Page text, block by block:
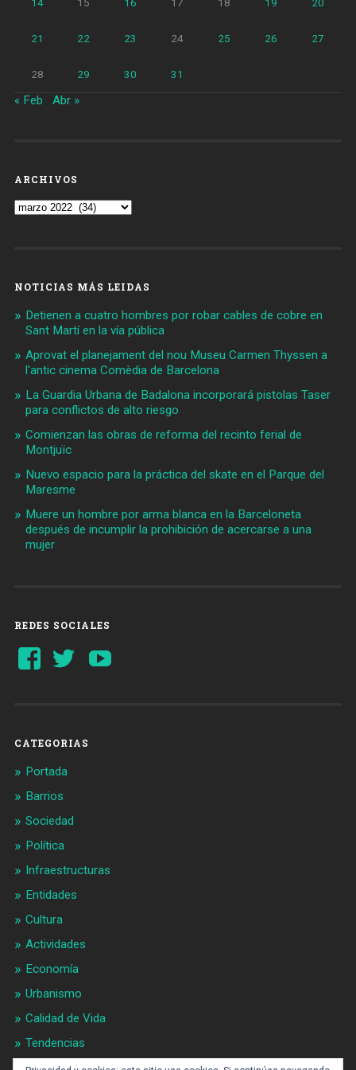
21 22 23 24 25 26 27
28 29 30 31
« Feb Abr »
ARCHIVOS
Archivos
NOTICIAS MÁS LEIDAS
Detienen a cuatro hombres por robar cables de cobre en
Sant Martí en la vía pública
Aprovat el planejament del nou Museu Carmen Thyssen a
l'antic cinema Comèdia de Barcelona
La Guardia Urbana de Badalona incorporará pistolas Taser
para conflictos de alto riesgo
Comienzan las obras de reforma del recinto ferial de
Montjuïc
Nuevo espacio para la práctica del skate en el Parque del
Maresme
Muere un hombre por arma blanca en la Barceloneta
después de incumplir la prohibición de acercarse a una
mujer
REDES SOCIALES
Ver
perfil
Ver
perfil
CATEGORIAS
Portada
Barrios
Sociedad
Política
Infraestructuras
Entidades
Cultura
Actividades
Economía
Urbanismo
Calidad de Vida
Tendencias